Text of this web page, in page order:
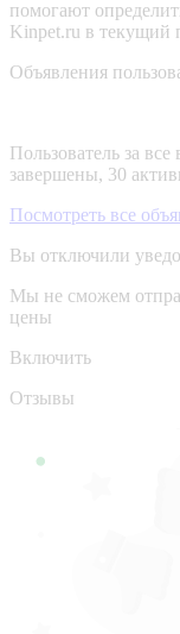
помогают
Kinpet.ru в текущий
Объявления
Пользователь за
завершены, 30
Посмотреть все
Вы отключили
Мы не сможем
цены
Включить
Отзывы